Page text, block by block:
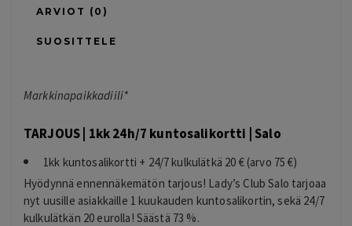
ARVIOT (0)
SUOSITTELE
Markkinapaikkadiili*
TARJOUS | 1kk 24h/7 kuntosalikortti | Salo
1kk kuntosalikortti + 24/7 kulkulätkä 20 € (arvo 75 €)
Hyödynnä ennennäkemätön tarjous! Lady’s Club Salo tarjoaa
nyt uusille asiakkaille 1 kuukauden kuntosalikortin, sekä 24/7
kulkulätkän 20 eurolla! Säästä 73 %.